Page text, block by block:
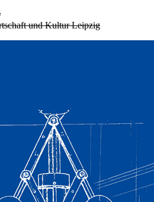
und Kultur Leipzig